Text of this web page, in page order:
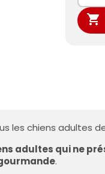

les chiens adultes
adultes qui ne
.